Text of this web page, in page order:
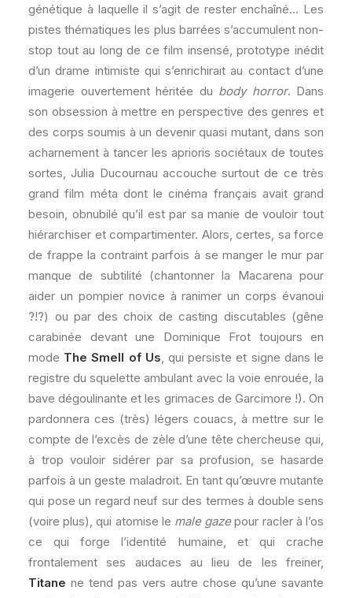
génétique à laquelle il s’agit de rester enchaîné… Les
pistes thématiques les plus barrées s’accumulent non-
stop tout au long de ce film insensé, prototype inédit
d’un drame intimiste qui s’enrichirait au contact d’une
imagerie ouvertement héritée du body horror. Dans
son obsession à mettre en perspective des genres et
des corps soumis à un devenir quasi mutant, dans son
acharnement à tancer les aprioris sociétaux de toutes
sortes, Julia Ducournau accouche surtout de ce très
grand film méta dont le cinéma français avait grand
besoin, obnubilé qu’il est par sa manie de vouloir tout
hiérarchiser et compartimenter. Alors, certes, sa force
de frappe la contraint parfois à se manger le mur par
manque de subtilité (chantonner la Macarena pour
aider un pompier novice à ranimer un corps évanoui
?!?) ou par des choix de casting discutables (gêne
carabinée devant une Dominique Frot toujours en
mode The Smell of Us , qui persiste et signe dans le
registre du squelette ambulant avec la voie enrouée, la
bave dégoulinante et les grimaces de Garcimore !). On
pardonnera ces (très) légers couacs, à mettre sur le
compte de l’excès de zèle d’une tête chercheuse qui,
à trop vouloir sidérer par sa profusion, se hasarde
parfois à un geste maladroit. En tant qu’œuvre mutante
qui pose un regard neuf sur des termes à double sens
(voire plus), qui atomise le male gazepour racler à l’os
ce qui forge l’identité humaine, et qui crache
frontalement ses audaces au lieu de les freiner,
Titane ne tend pas vers autre chose qu’une savante